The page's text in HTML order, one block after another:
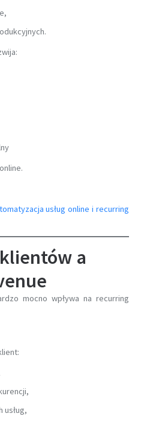
usług online i recurring
a
mocno wpływa na recurring